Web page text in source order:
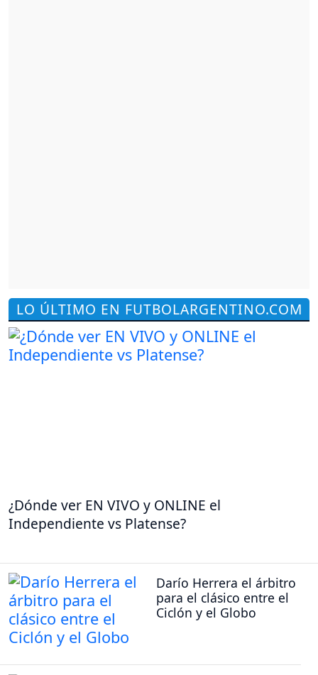
LO ÚLTIMO EN FUTBOLARGENTINO.COM
¿Dónde ver EN VIVO y ONLINE el
Independiente vs Platense?
Darío Herrera el árbitro
para el clásico entre el
Ciclón y el Globo